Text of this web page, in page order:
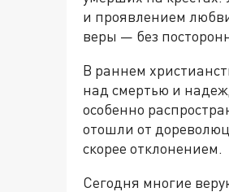
и проявлением
веры — без
В раннем
над смертью и
особенно
отошли от
скорее отклонением.
Сегодня многие